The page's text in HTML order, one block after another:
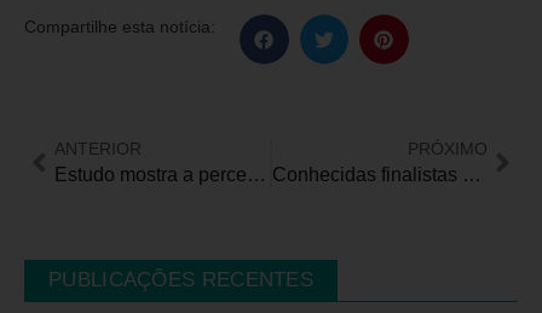
Compartilhe esta notícia:
ANTERIOR
Estudo mostra a percepção dos paulistas sobre o Transtorno de Espectro Autista
PRÓXIMO
Conhecidas finalistas e vencedoras do Prêmio Mulheres Raras 2023
PUBLICAÇÕES RECENTES